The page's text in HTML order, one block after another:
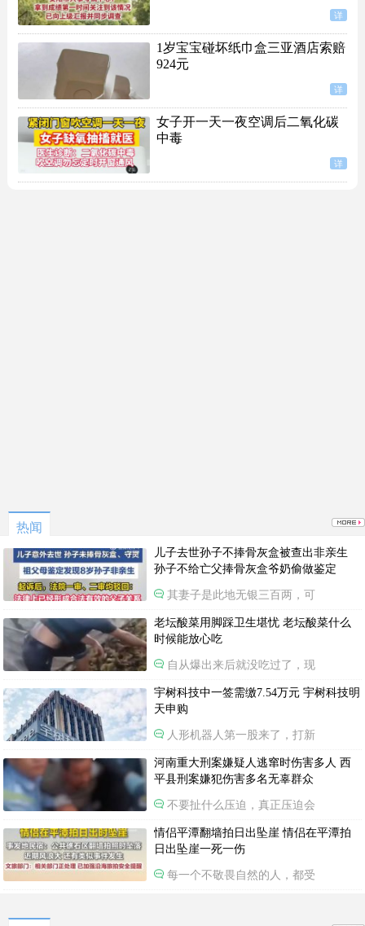
详
1岁宝宝碰坏纸巾盒三亚酒店索赔
924元
详
女子开一天一夜空调后二氧化碳
中毒
详
热闻
儿子去世孙子不捧骨灰盒被查出非亲生
孙子不给亡父捧骨灰盒爷奶偷做鉴定
其妻子是此地无银三百两，可
老坛酸菜用脚踩卫生堪忧 老坛酸菜什么
时候能放心吃
自从爆出来后就没吃过了，现
宇树科技中一签需缴7.54万元 宇树科技明
天申购
人形机器人第一股来了，打新
河南重大刑案嫌疑人逃窜时伤害多人 西
平县刑案嫌犯伤害多名无辜群众
不要扯什么压迫，真正压迫会
情侣平潭翻墙拍日出坠崖 情侣在平潭拍
日出坠崖一死一伤
每一个不敬畏自然的人，都受